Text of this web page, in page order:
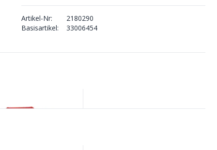
Artikel-Nr:
2180290
Basisartikel:
33006454